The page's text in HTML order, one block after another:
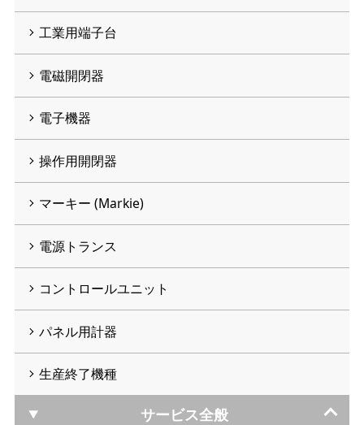
工業用端子台
電磁開閉器
電子機器
操作用開閉器
マーキー (Markie)
電源トランス
コントロールユニット
パネル用計器
生産終了機種
サービス全般